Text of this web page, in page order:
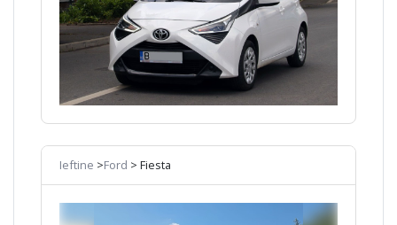
Ieftine >Ford > Fiesta